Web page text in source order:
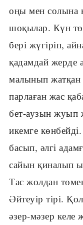
оңы мен солына
шоқылар. Күн
бері жүгіріп,
қадамдай жерде
малынып жатқан
парлаған жас
бет-аузын жуып
икемге
басып, әлгі
сайын қиналып
Тас жолдан
Әйтеуір тірі.
әзер-мәзер келе